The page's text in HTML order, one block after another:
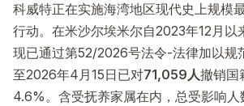
科威特正在实施海湾地区现代史上规模
行动。在米沙尔埃米尔自2023年12月
现已通过第52/2026号法令-法律加以
至2026年4月15日已对71,059人撤销国
4.6%。含受抚养家属在内，总受影响